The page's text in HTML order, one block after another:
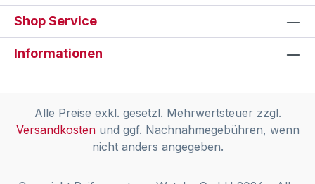
Shop Service
Informationen
Alle Preise exkl. gesetzl. Mehrwertsteuer zzgl.
Versandkostenund ggf. Nachnahmegebühren, wenn
nicht anders angegeben.